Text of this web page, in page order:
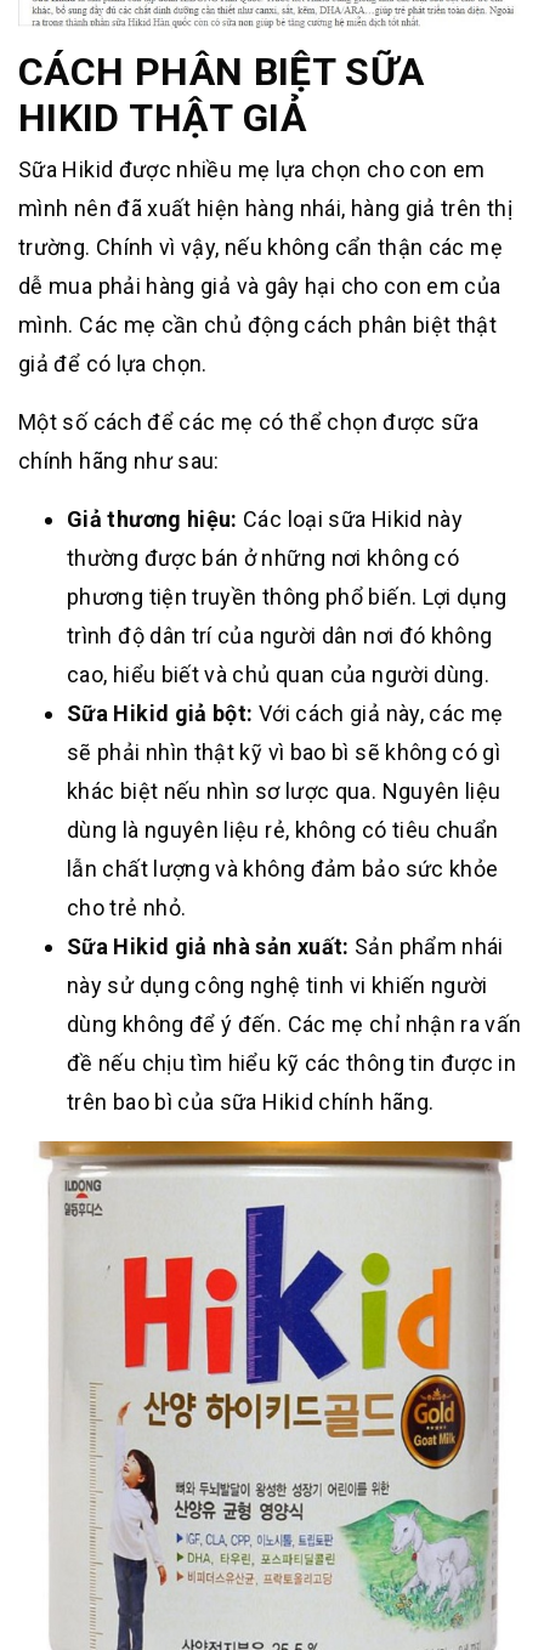
CÁCH PHÂN BIỆT SỮA
HIKID THẬT GIẢ
Sữa Hikid được nhiều mẹ lựa chọn cho con em
mình nên đã xuất hiện hàng nhái, hàng giả trên thị
trường. Chính vì vậy, nếu không cẩn thận các mẹ
dễ mua phải hàng giả và gây hại cho con em của
mình. Các mẹ cần chủ động cách phân biệt thật
giả để có lựa chọn.
Một số cách để các mẹ có thể chọn được sữa
chính hãng như sau:
Giả thương hiệu: Các loại sữa Hikid này
thường được bán ở những nơi không có
phương tiện truyền thông phổ biến. Lợi dụng
trình độ dân trí của người dân nơi đó không
cao, hiểu biết và chủ quan của người dùng.
Sữa Hikid giả bột: Với cách giả này, các mẹ
sẽ phải nhìn thật kỹ vì bao bì sẽ không có gì
khác biệt nếu nhìn sơ lược qua. Nguyên liệu
dùng là nguyên liệu rẻ, không có tiêu chuẩn
lẫn chất lượng và không đảm bảo sức khỏe
cho trẻ nhỏ.
Sữa Hikid giả nhà sản xuất: Sản phẩm nhái
này sử dụng công nghệ tinh vi khiến người
dùng không để ý đến. Các mẹ chỉ nhận ra vấn
đề nếu chịu tìm hiểu kỹ các thông tin được in
trên bao bì của sữa Hikid chính hãng.